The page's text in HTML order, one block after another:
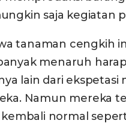
saja kegiatan
tanaman cengkih
menaruh
lain dari
Namun mereka
normal